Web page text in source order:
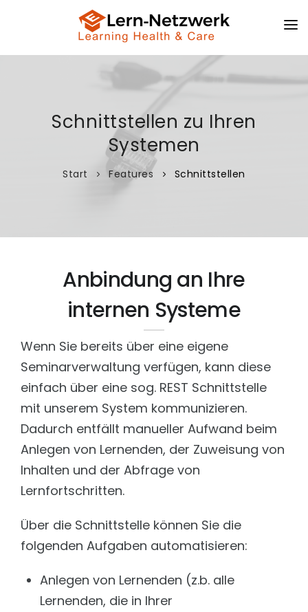
LERNANGEBOTE
IHRE INHALTESchnittstellen zu Ihren
Systemen
Start Features Schnittstellen
Anbindung an Ihre
internen Systeme
Wenn Sie bereits über eine eigene
Seminarverwaltung verfügen, kann diese
einfach über eine sog. REST Schnittstelle
mit unserem System kommunizieren.
Dadurch entfällt manueller Aufwand beim
Anlegen von Lernenden, der Zuweisung von
Inhalten und der Abfrage von
Lernfortschritten.
Über die Schnittstelle können Sie die
folgenden Aufgaben automatisieren:
Anlegen von Lernenden (z.b. alle
Lernenden, die in Ihrer